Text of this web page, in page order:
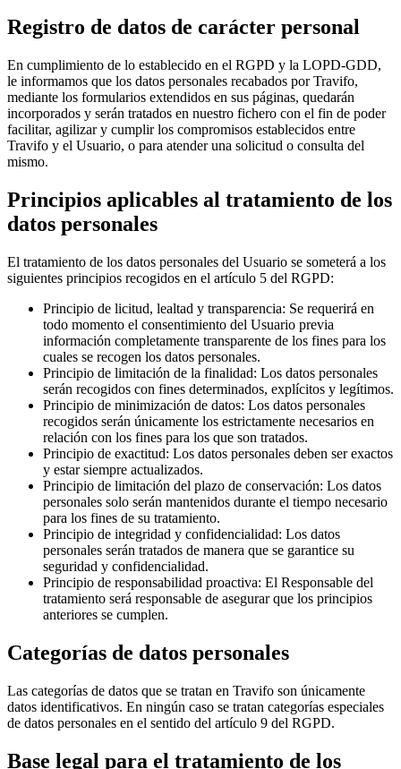
Registro de datos de carácter personal
En cumplimiento de lo establecido en el RGPD y la LOPD-GDD,
le informamos que los datos personales recabados por Travifo,
mediante los formularios extendidos en sus páginas, quedarán
incorporados y serán tratados en nuestro fichero con el fin de poder
facilitar, agilizar y cumplir los compromisos establecidos entre
Travifo y el Usuario, o para atender una solicitud o consulta del
mismo.
Principios aplicables al tratamiento de los
datos personales
El tratamiento de los datos personales del Usuario se someterá a los
siguientes principios recogidos en el artículo 5 del RGPD:
Principio de licitud, lealtad y transparencia: Se requerirá en
todo momento el consentimiento del Usuario previa
información completamente transparente de los fines para los
cuales se recogen los datos personales.
Principio de limitación de la finalidad: Los datos personales
serán recogidos con fines determinados, explícitos y legítimos.
Principio de minimización de datos: Los datos personales
recogidos serán únicamente los estrictamente necesarios en
relación con los fines para los que son tratados.
Principio de exactitud: Los datos personales deben ser exactos
y estar siempre actualizados.
Principio de limitación del plazo de conservación: Los datos
personales solo serán mantenidos durante el tiempo necesario
para los fines de su tratamiento.
Principio de integridad y confidencialidad: Los datos
personales serán tratados de manera que se garantice su
seguridad y confidencialidad.
Principio de responsabilidad proactiva: El Responsable del
tratamiento será responsable de asegurar que los principios
anteriores se cumplen.
Categorías de datos personales
Las categorías de datos que se tratan en Travifo son únicamente
datos identificativos. En ningún caso se tratan categorías especiales
de datos personales en el sentido del artículo 9 del RGPD.
Base legal para el tratamiento de los